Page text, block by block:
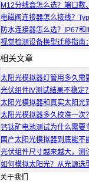
M12分线盒怎么选？端口数
电磁阀连接器怎么接线？
防水连接器怎么选？IP67
视觉检测设备换型迁移指南
相关文章
太阳光模拟器灯管用多久需
光伏组件IV测试结果不稳定
太阳光模拟器和真实太阳光
太阳光模拟器多久校准一次
钙钛矿电池测试为什么需要
国产太阳光模拟器到底能不
光伏组件尺寸越来越大，测
如何模拟太阳光？从光源选
关于我们